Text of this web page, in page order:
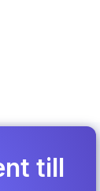
till